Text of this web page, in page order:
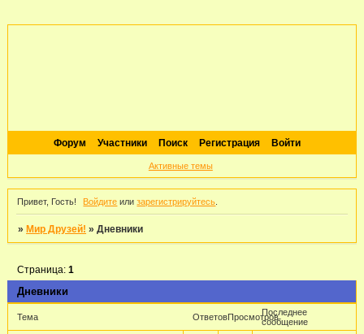
Форум Участники Поиск Регистрация Войти
Активные темы
Привет, Гость! Войдите илизарегистрируйтесь
»Мир Друзей! »Дневники
Дневники
Страница:1
Тема ОтветовПросмотровПоследнее
сообщение